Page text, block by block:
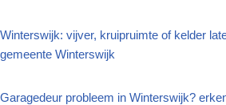
Winterswijk: vijver, kruipruimte of kelder
gemeente Winterswijk
Garagedeur probleem in Winterswijk?